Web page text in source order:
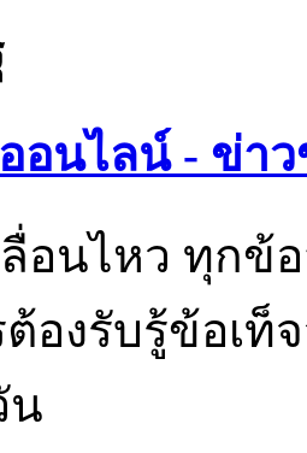
อนไลน์ - ข่า
อนไหว ทุกข้
องรับรู้ข้อเท็
น